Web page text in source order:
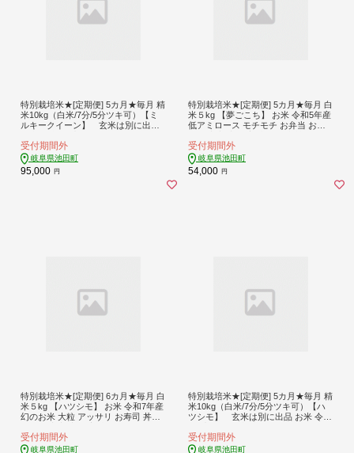
特別栽培米★[定期便] 5カ月★毎月 精
米10kg（白米/7分/5分ツキ可）【ミ
ルキークイーン】 玄米は別に出品
チ お弁当 おにぎり 安心 安全 美味し
い 糖質
受付期間外
岐阜県池田町
95,000 円
特別栽培米★[定期便] 5カ月★毎月 白
米５kg 【夢ごこち】 お米 令和5年産
低アミロース モチモチ お弁当 おに
受付期間外
岐阜県池田町
54,000 円
特別栽培米★[定期便] 6カ月★毎月 白
米５kg 【ハツシモ】 お米 令和7年産
幻のお米 大粒 アッサリ お寿司 丼物
受付期間外
岐阜県池田町
特別栽培米★[定期便] 5カ月★毎月 精
米10kg（白米/7分/5分ツキ可）【ハ
ツシモ】 玄米は別に出品 お米 令和
丼物 炒め物 安心 安全 美味しい
受付期間外
岐阜県池田町